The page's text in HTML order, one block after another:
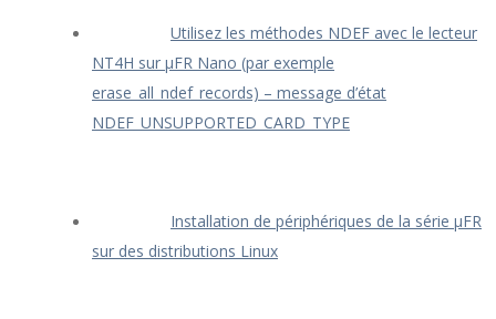
Utilisez les méthodes NDEF avec le lecteur
NT4H sur μFR Nano (par exemple
erase_all_ndef_records) – message d’état
NDEF_UNSUPPORTED_CARD_TYPE
Installation de périphériques de la série μFR
sur des distributions Linux